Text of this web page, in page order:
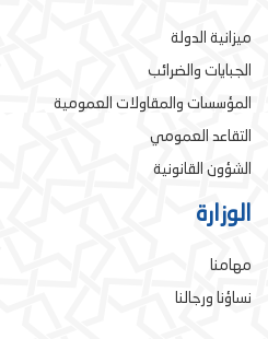
ميزانية الدولة
الجبايات والضرائب
المؤسسات والمقاولات العمومية
التقاعد العمومي
الشؤون القانونية
الوزارة
مهامنا
نساؤنا ورجالنا